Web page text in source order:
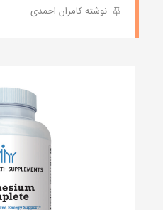
نوشته کامران احمدی